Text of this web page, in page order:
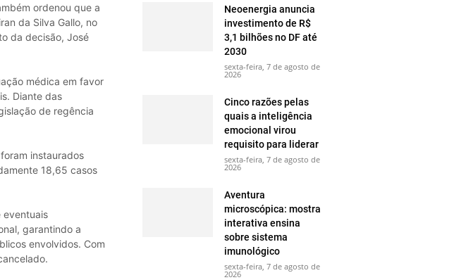
Neoenergia anuncia
investimento de R$
3,1 bilhões no DF até
2030
sexta-feira, 7 de agosto de
2026
Cinco razões pelas
quais a inteligência
emocional virou
requisito para liderar
sexta-feira, 7 de agosto de
2026
Aventura
microscópica: mostra
interativa ensina
sobre sistema
imunológico
sexta-feira, 7 de agosto de
2026
ordenou que a
da Silva Gallo, no
da decisão, José
médica em favor
Diante das
de regência
instaurados
18,65 casos
eventuais
garantindo a
envolvidos. Com